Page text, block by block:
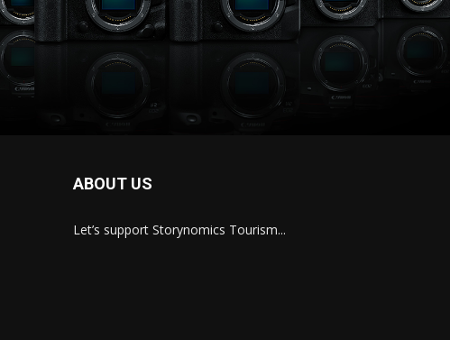
ABOUT US
Let’s support Storynomics Tourism...